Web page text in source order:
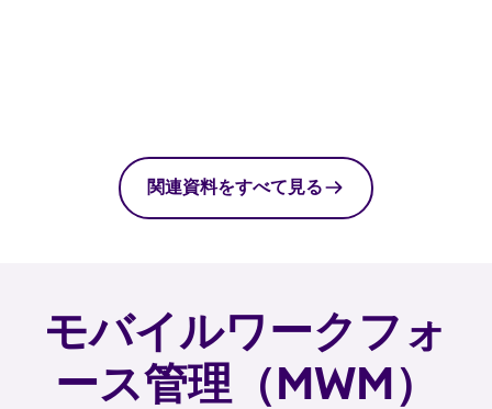
関連資料をすべて見る
モバイルワークフォ
ース管理（MWM）